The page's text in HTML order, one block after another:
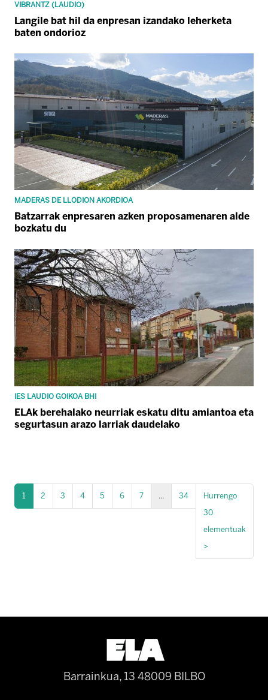
VIBRANTZ (LAUDIO)
Langile bat hil da enpresan izandako leherketa
baten ondorioz
MADERAS DE LLODION AKORDIOA
Batzarrak enpresaren azken proposamenaren alde
bozkatu du
IES LAUDIO GOIKOA BHI
ELAk berehalako neurriak eskatu ditu amiantoa eta
segurtasun arazo larriak daudelako
1 2 3 4 5 6 7 ... 34
Hurrengo
30
elementuak
>
Barrainkua, 13 48009 BILBO